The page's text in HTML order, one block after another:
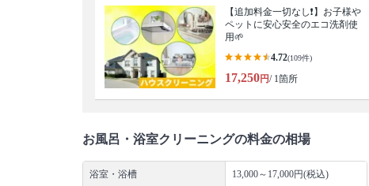
【追加料金一切なし❗️】お子様や
ペットに安心安全のエコ洗剤使
用🌱
4.72(109件)
17,250円/ 1箇所
お風呂・浴室クリーニングの料金の相場
浴室・浴槽 13,000～17,000円(税込)